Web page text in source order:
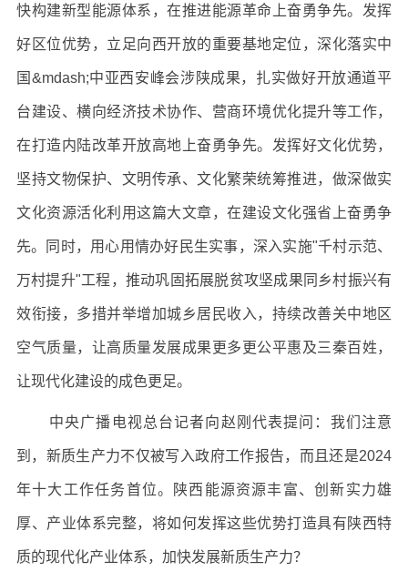
快构建新型能源体系，在推进能源革命上奋勇争先。发挥
好区位优势，立足向西开放的重要基地定位，深化落实中
国&mdash;中亚西安峰会涉陕成果，扎实做好开放通道平
台建设、横向经济技术协作、营商环境优化提升等工作，
在打造内陆改革开放高地上奋勇争先。发挥好文化优势，
坚持文物保护、文明传承、文化繁荣统筹推进，做深做实
文化资源活化利用这篇大文章，在建设文化强省上奋勇争
先。同时，用心用情办好民生实事，深入实施"千村示范、
万村提升"工程，推动巩固拓展脱贫攻坚成果同乡村振兴有
效衔接，多措并举增加城乡居民收入，持续改善关中地区
空气质量，让高质量发展成果更多更公平惠及三秦百姓，
让现代化建设的成色更足。
中央广播电视总台记者向赵刚代表提问：我们注意
到，新质生产力不仅被写入政府工作报告，而且还是2024
年十大工作任务首位。陕西能源资源丰富、创新实力雄
厚、产业体系完整，将如何发挥这些优势打造具有陕西特
质的现代化产业体系，加快发展新质生产力？